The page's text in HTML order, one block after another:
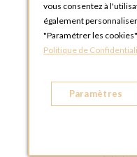
13
BOUTIQUE
L - 1842
vous consentez à
également
"Paramétrer les
Politique de
Paramètres